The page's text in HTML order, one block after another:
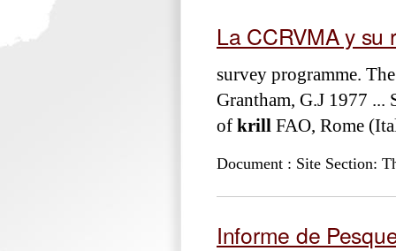
La CCRVMA y su
survey programme.
Grantham, G.J 1977 ...
of krill FAO, Rome
Document : Site Section:
Informe de